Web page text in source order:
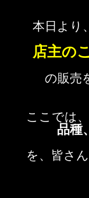
本日より
店主の
の販売を
ここでは、
品種
を、皆さ